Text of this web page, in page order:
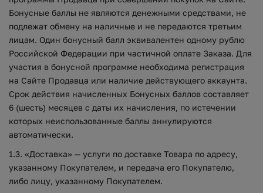
Бонусные баллы не являются денежными средствами, не
подлежат обмену на наличные и не передаются третьим
лицам. Один бонусный балл эквивалентен одному рублю
Российской Федерации при частичной оплате Заказа. Для
участия в бонусной программе необходима регистрация
на Сайте Продавца или наличие действующего аккаунта.
Срок действия начисленных Бонусных баллов составляет
6 (шесть) месяцев с даты их начисления, по истечении
которых неиспользованные баллы аннулируются
автоматически.
1.3. «Доставка» — услуги по доставке Товара по адресу,
указанному Покупателем, и передача его Покупателю,
либо лицу, указанному Покупателем.